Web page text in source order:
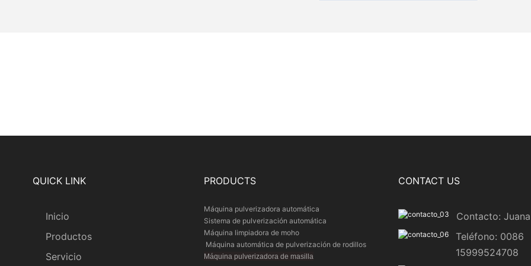
QUICK LINK
Inicio
Productos
Servicio
PRODUCTS
Máquina pulverizadora automática
Sistema de pulverización automática
Máquina limpiadora de moho
Máquina automática de pulverización de rodillos
Máquina pulverizadora de masilla
CONTACT US
Contacto: Juana
Teléfono: 0086
15999524708